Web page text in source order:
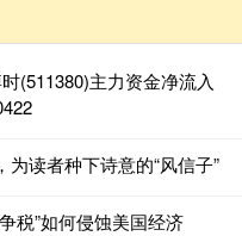
(511380)主力资金净流入
读者种下诗意的“风信子”
税”如何侵蚀美国经济